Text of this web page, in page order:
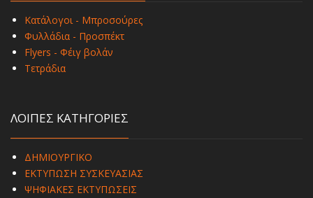
Κατάλογοι - Μπροσούρες
Φυλλάδια - Προσπέκτ
Flyers - Φέιγ βολάν
Τετράδια
ΛΟΙΠΕΣ ΚΑΤΗΓΟΡΙΕΣ
ΔΗΜΙΟΥΡΓΙΚΟ
ΕΚΤΥΠΩΣΗ ΣΥΣΚΕΥΑΣΙΑΣ
ΨΗΦΙΑΚΕΣ ΕΚΤΥΠΩΣΕΙΣ